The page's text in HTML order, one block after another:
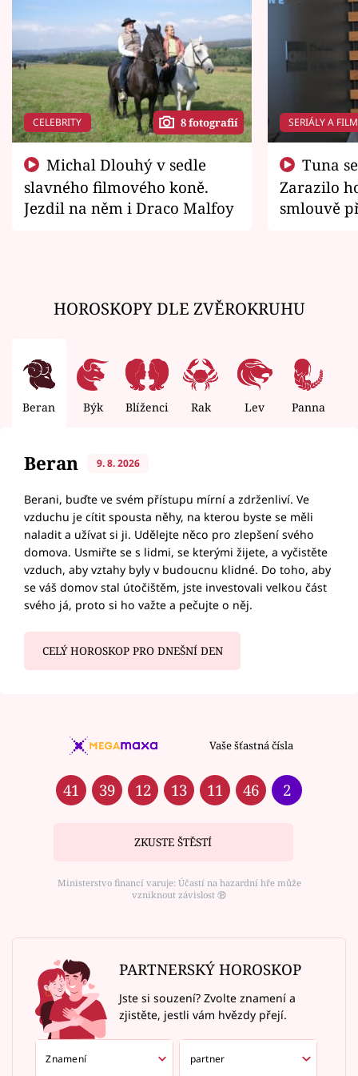
CELEBRITY 8 fotografií
slavného filmového koně.
Jezdil na něm i Draco Malfoy
SERIÁLY A
Zarazilo
smlouvě
HOROSKOPY DLE ZVĚROKRUHU
Beran Býk Blíženci Rak Lev Panna
Beran 9. 8. 2026
Berani, buďte ve svém přístupu mírní a zdrženliví. Ve
vzduchu je cítit spousta něhy, na kterou byste se měli
naladit a užívat si ji. Udělejte něco pro zlepšení svého
domova. Usmiřte se s lidmi, se kterými žijete, a vyčistěte
vzduch, aby vztahy byly v budoucnu klidné. Do toho, aby
se váš domov stal útočištěm, jste investovali velkou část
svého já, proto si ho važte a pečujte o něj.
CELÝ HOROSKOP PRO DNEŠNÍ DEN
Vaše šťastná čísla
41 39 12 13 11 46 2
ZKUSTE ŠTĚSTÍ
Ministerstvo financí varuje: Účastí na hazardní hře může
vzniknout závislost ⑱
PARTNERSKÝ HOROSKOP
Jste si souzení? Zvolte znamení a
zjistěte, jestli vám hvězdy přejí.